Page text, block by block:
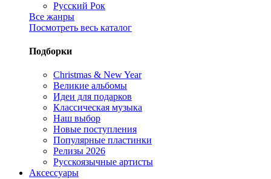
Русский Рок
Все жанры
Посмотреть весь каталог
Подборки
Christmas & New Year
Великие альбомы
Идеи для подарков
Классическая музыка
Наш выбор
Новые поступления
Популярные пластинки
Релизы 2026
Русскоязычные артисты
Аксессуары